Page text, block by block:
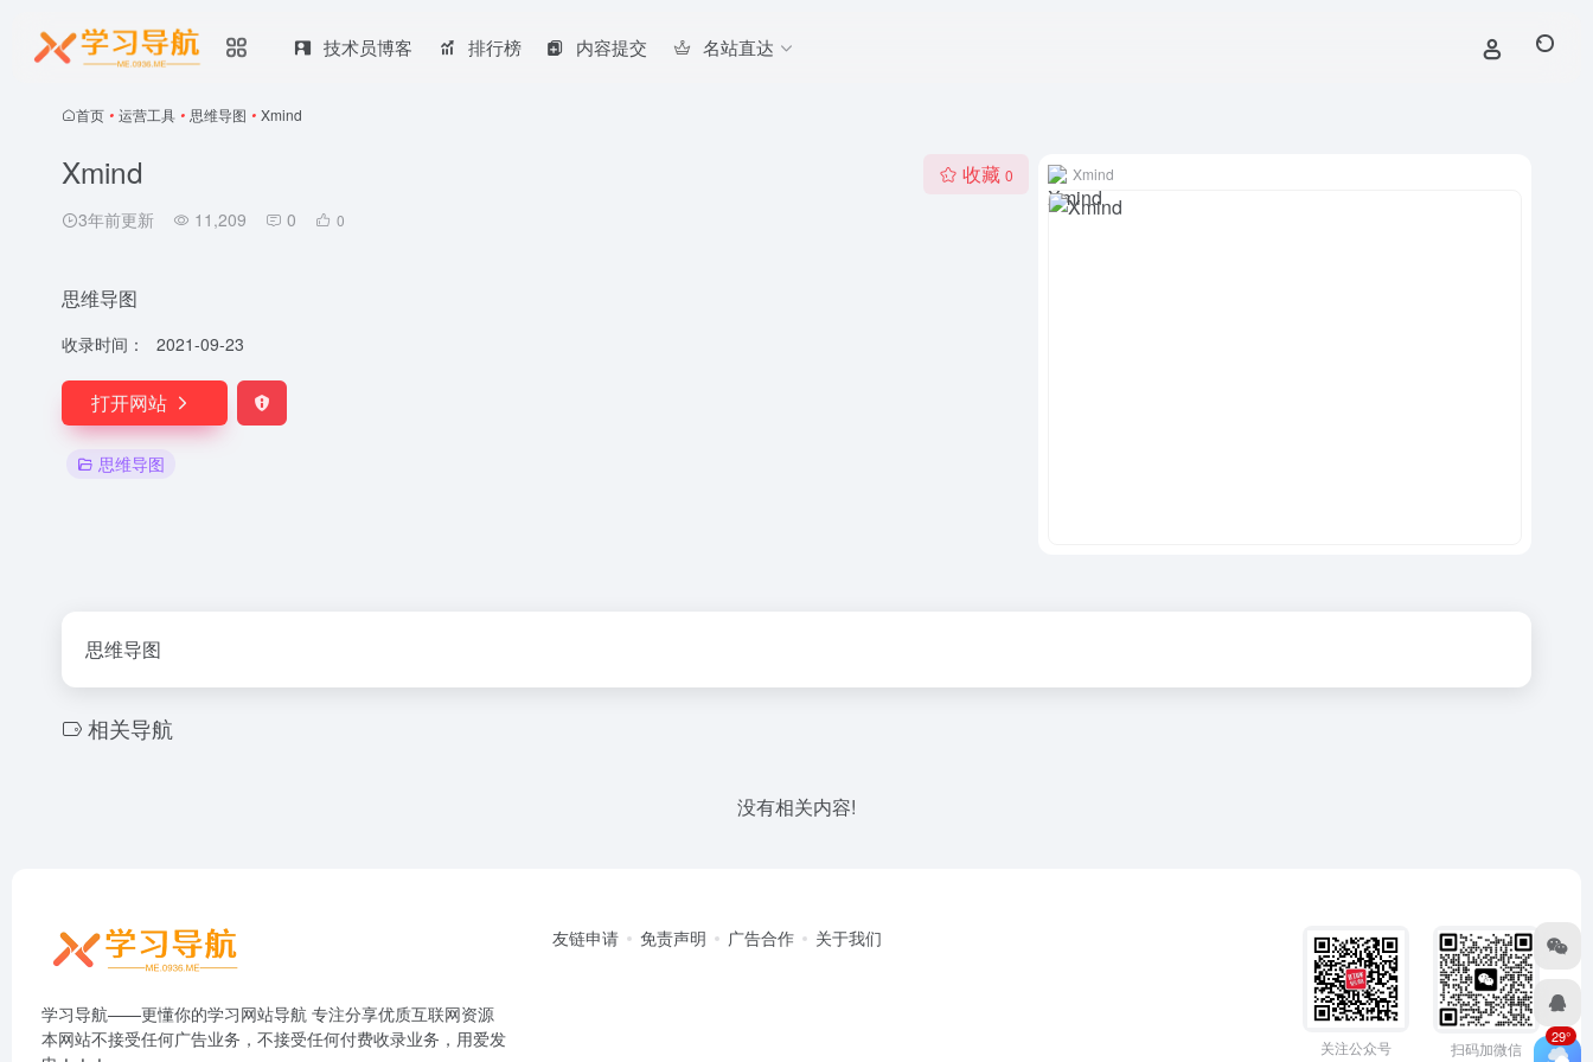
技术员博客 排行榜 内容提交 名站直达
首页 • 运营工具 • 思维导图 • Xmind
Xmind
3年前更新 11,209 0 0
收藏 0
思维导图
收录时间： 2021-09-23
打开网站
思维导图
Xmind
思维导图
相关导航
没有相关内容!
学习导航——更懂你的学习网站导航 专注分享优质互联网资源
本网站不接受任何广告业务，不接受任何付费收录业务，用爱发
友链申请 免责声明 广告合作 关于我们
关注公众号 扫码加微信
29°